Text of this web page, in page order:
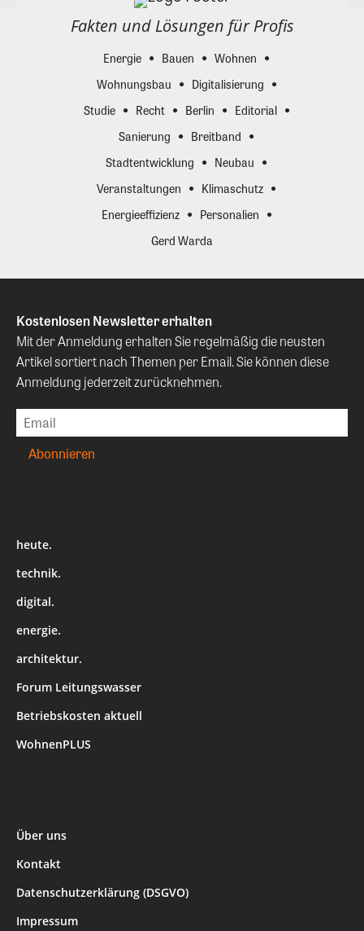
Fakten und Lösungen für Profis
Energie Bauen
Wohnen
Wohnungsbau
Digitalisierung
Studie
Recht Berlin
Editorial
Sanierung
Breitband
Stadtentwicklung
Neubau
Veranstaltungen
Klimaschutz
Energieeffizienz
Personalien
Gerd Warda
Kostenlosen Newsletter erhalten
Mit der Anmeldung erhalten Sie regelmäßig die neusten
Artikel sortiert nach Themen per Email. Sie können diese
Anmeldung jederzeit zurücknehmen.
heute.
technik.
digital.
energie.
architektur.
Forum Leitungswasser
Betriebskosten aktuell
WohnenPLUS
Über uns
Kontakt
Datenschutzerklärung (DSGVO)
Impressum